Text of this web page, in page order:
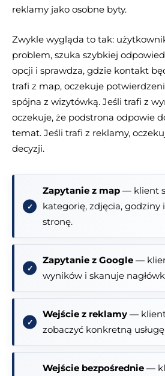
reklamy jako osobne byty.
Zwykle wygląda to tak:
problem, szuka szybkiej
opcji i sprawdza, gdzie kontakt
trafi z map, oczekuje
spójna z wizytówką. Jeśli trafi z
oczekuje, że podstrona odpowie
temat. Jeśli trafi z reklamy,
decyzji.
Zapytanie z map — klient
kategorię, zdjęcia, godziny
stronę.
Zapytanie z Google —
wyników i skanuje
Wejście z reklamy —
zobaczyć konkretną
Wejście bezpośrednie —